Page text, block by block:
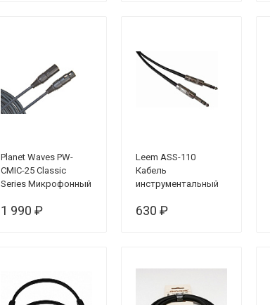
Planet Waves PW-
CMIC-25 Classic
Series Микрофонный
м1 990 ₽
Leem ASS-110
Кабель
инструментальный
стерео, 3.05 м
630 ₽